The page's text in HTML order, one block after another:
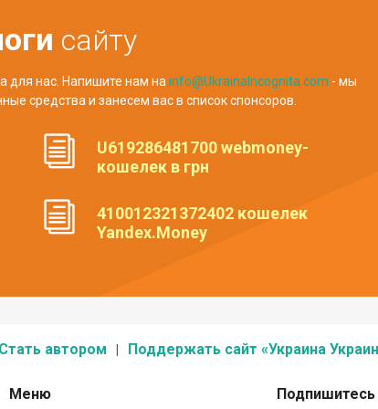
сайту
для нас. Напишите нам на info@UkrainaIncognita.com - мы
средства и занесем вас в список спонсоров.
U619286481700 webmoney-
кошелек в грн
410012321372402 кошелек
Yandex.Money
Стать автором Поддержать сайт «Украина
Меню Подпишитесь